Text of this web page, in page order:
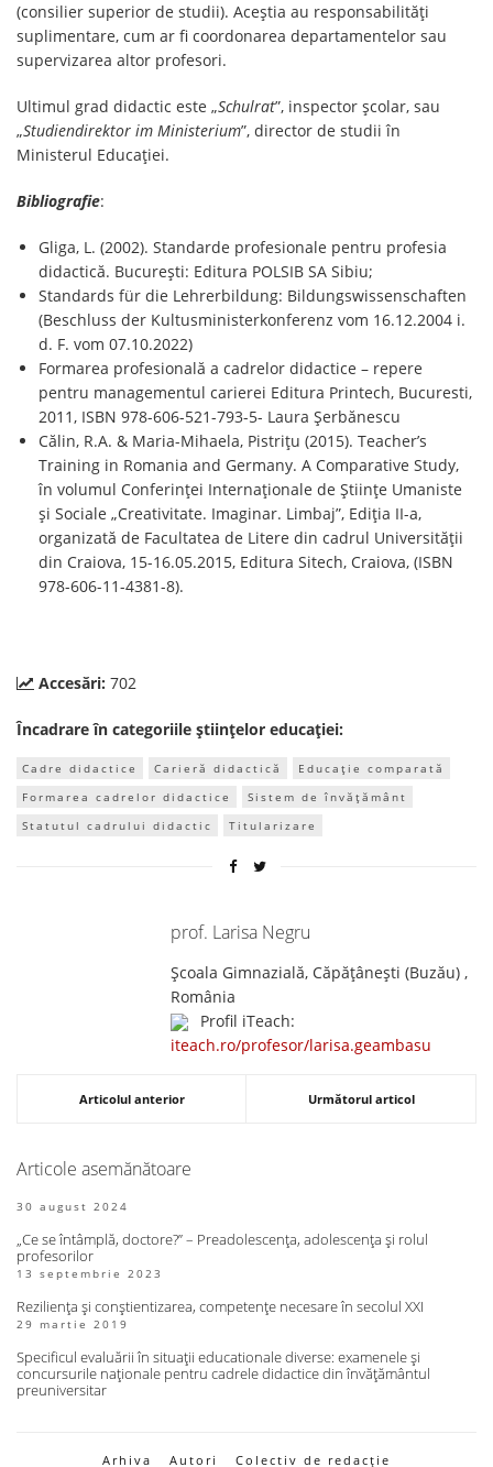
(consilier superior de studii). Aceștia au responsabilități
suplimentare, cum ar fi coordonarea departamentelor sau
supervizarea altor profesori.
Ultimul grad didactic este „Schulrat”, inspector școlar, sau
„Studiendirektor im Ministerium”, director de studii în
Ministerul Educației.
Bibliografie:
Gliga, L. (2002). Standarde profesionale pentru profesia
didactică. București: Editura POLSIB SA Sibiu;
Standards für die Lehrerbildung: Bildungswissenschaften
(Beschluss der Kultusministerkonferenz vom 16.12.2004 i.
d. F. vom 07.10.2022)
Formarea profesională a cadrelor didactice – repere
pentru managementul carierei Editura Printech, Bucuresti,
2011, ISBN 978-606-521-793-5- Laura Șerbănescu
Călin, R.A. & Maria-Mihaela, Pistrițu (2015). Teacher’s
Training in Romania and Germany. A Comparative Study,
în volumul Conferinţei Internaţionale de Ştiinţe Umaniste
şi Sociale „Creativitate. Imaginar. Limbaj”, Ediţia II-a,
organizată de Facultatea de Litere din cadrul Universităţii
din Craiova, 15-16.05.2015, Editura Sitech, Craiova, (ISBN
978-606-11-4381-8).
Accesări: 702
Încadrare în categoriile științelor educației:
Cadre didactice Carieră didactică
Educație comparată
Formarea cadrelor didactice
Sistem de învățământ
Statutul cadrului didactic
Titularizare
prof. Larisa Negru
Școala Gimnazială, Căpățânești (Buzău) ,
România
Profil iTeach:
iteach.ro/profesor/larisa.geambasu
Articolul anterior Următorul articol
Articole asemănătoare
30 august 2024
„Ce se întâmplă, doctore?” – Preadolescența, adolescența și rolul
profesorilor
13 septembrie 2023
Reziliența și conștientizarea, competențe necesare în secolul XXI
29 martie 2019
Specificul evaluării în situații educationale diverse: examenele și
concursurile naționale pentru cadrele didactice din învățământul
preuniversitar
Arhiva Autori Colectiv de redacție